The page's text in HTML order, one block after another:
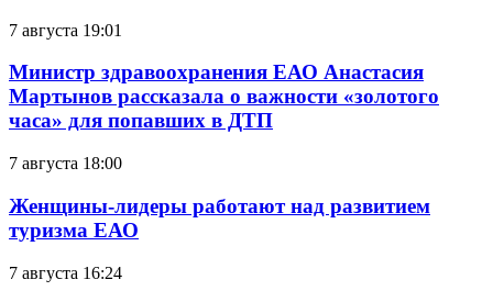
7 августа 19:01
Министр здравоохранения ЕАО Анастасия
Мартынов рассказала о важности «золотого
часа» для попавших в ДТП
7 августа 18:00
Женщины-лидеры работают над развитием
туризма ЕАО
7 августа 16:24